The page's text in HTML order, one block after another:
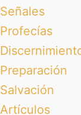
Señales
Profecías
Preparación
Salvación
Artículos